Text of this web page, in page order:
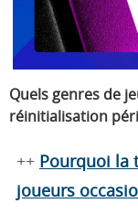
Quels genres de
réinitialisation
++ Pourquoi la
joueurs